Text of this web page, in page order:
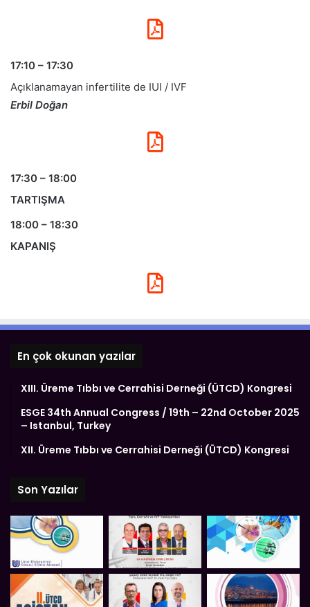
17:10 – 17:30
Açıklanamayan infertilite de IUI / IVF
Erbil Doğan
17:30 – 18:00
TARTIŞMA
18:00 – 18:30
KAPANIŞ
En çok okunan yazılar
XIII. Üreme Tıbbı ve Cerrahisi Derneği (ÜTCD) Kongresi
ESGE 34th Annual Congress / 19th – 22nd October 2025
– Istanbul, Turkey
XII. Üreme Tıbbı ve Cerrahisi Derneği (ÜTCD) Kongresi
Son Yazılar